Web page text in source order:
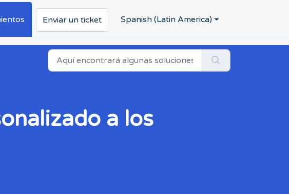
Enviar un ticket Spanish (Latin America)
a los